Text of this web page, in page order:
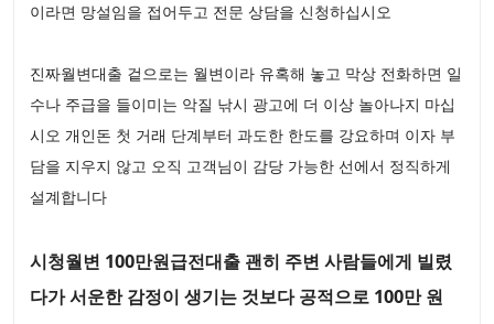
이라면 망설임을 접어두고 전문 상담을 신청하십시오
진짜월변대출 겉으로는 월변이라 유혹해 놓고 막상 전화하면 일
수나 주급을 들이미는 악질 낚시 광고에 더 이상 놀아나지 마십
시오 개인돈 첫 거래 단계부터 과도한 한도를 강요하며 이자 부
담을 지우지 않고 오직 고객님이 감당 가능한 선에서 정직하게
설계합니다
시청월변 100만원급전대출 괜히 주변 사람들에게 빌렸
다가 서운한 감정이 생기는 것보다 공적으로 100만 원